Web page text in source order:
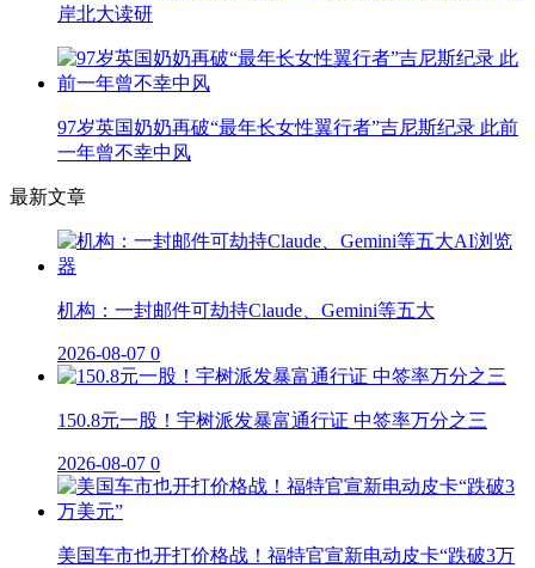
岸北大读研
97岁英国奶奶再破“最年长女性翼行者”吉尼斯纪录 此前
一年曾不幸中风
最新文章
机构：一封邮件可劫持Claude、Gemini等五大
2026-08-07 0
150.8元一股！宇树派发暴富通行证 中签率万分之三
2026-08-07 0
美国车市也开打价格战！福特官宣新电动皮卡“跌破3万